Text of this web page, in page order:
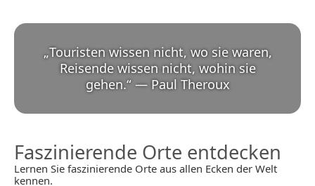
„Touristen wissen nicht, wo sie waren,
Reisende wissen nicht, wohin sie
gehen.“ — Paul Theroux
Faszinierende Orte entdecken
Lernen Sie faszinierende Orte aus allen Ecken der Welt
kennen.